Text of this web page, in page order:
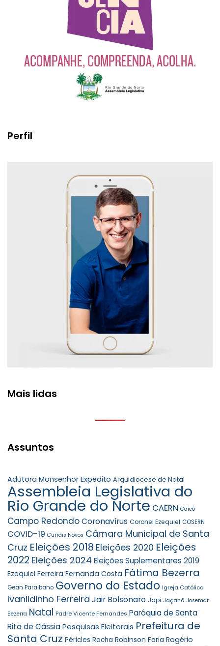
Perfil
Mais lidas
Assuntos
Adutora Monsenhor Expedito Arquidiocese de Natal
Assembleia Legislativa do
Rio Grande do Norte CAERN Caicó
Campo RedondoCoronavírus Coronel Ezequiel COSERN
COVID-19 Currais Novos Câmara Municipal de Santa
Cruz Eleições 2018 Eleições 2020 Eleições
2022 Eleições 2024 Eleições Suplementares 2019
Ezequiel Ferreira Fernanda Costa Fátima Bezerra
Gean Paraibano Governo do Estado Igreja Católica
Ivanildinho Ferreira Jair Bolsonaro Japi Jaçanã Josemar
Bezerra Natal Padre Vicente Fernandes Paróquia de Santa
Rita de CássiaPesquisas Eleitorais Prefeitura de
Santa Cruz Péricles Rocha Robinson Faria Rogério